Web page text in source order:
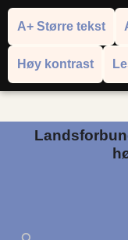
A+ Større tekst
Høy kontrast